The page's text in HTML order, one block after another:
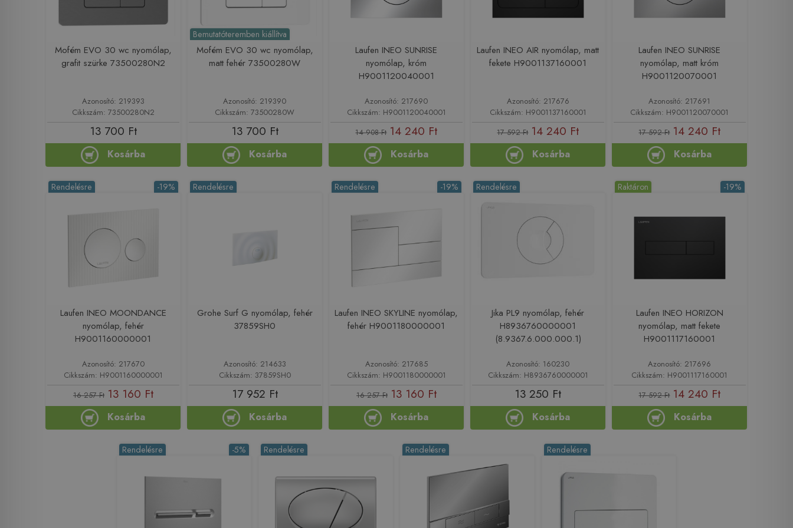
Mofém EVO 30 wc nyomólap,
grafit szürke 73500280N2
Azonosító: 219393
Cikkszám: 73500280N2
13 700 Ft
Kosárba
Bemutatóteremben kiállítva
Mofém EVO 30 wc nyomólap,
matt fehér 73500280W
Azonosító: 219390
Cikkszám: 73500280W
13 700 Ft
Kosárba
Laufen INEO SUNRISE
nyomólap, króm
H9001120040001
Azonosító: 217690
Cikkszám: H9001120040001
14 908 Ft 14 240 Ft
Kosárba
Laufen INEO AIR nyomólap, matt
fekete H9001137160001
Azonosító: 217676
Cikkszám: H9001137160001
17 592 Ft 14 240 Ft
Kosárba
Laufen INEO SUNRISE
nyomólap, matt króm
H9001120070001
Azonosító: 217691
Cikkszám: H9001120070001
17 592 Ft 14 240 Ft
Kosárba
-19%
Rendelésre
Laufen INEO MOONDANCE
nyomólap, fehér
H9001160000001
Azonosító: 217670
Cikkszám: H9001160000001
16 257 Ft 13 160 Ft
Kosárba
Rendelésre
Grohe Surf G nyomólap, fehér
37859SH0
Azonosító: 214633
Cikkszám: 37859SH0
17 952 Ft
Kosárba
-19%
Rendelésre
Laufen INEO SKYLINE nyomólap,
fehér H9001180000001
Azonosító: 217685
Cikkszám: H9001180000001
16 257 Ft 13 160 Ft
Kosárba
Rendelésre
Jika PL9 nyomólap, fehér
H8936760000001
(8.9367.6.000.000.1)
Azonosító: 160230
Cikkszám: H8936760000001
13 250 Ft
Kosárba
-19%
Raktáron
Laufen INEO HORIZON
nyomólap, matt fekete
H9001117160001
Azonosító: 217696
Cikkszám: H9001117160001
17 592 Ft 14 240 Ft
Kosárba
-5%
Rendelésre Rendelésre Rendelésre Rendelésre